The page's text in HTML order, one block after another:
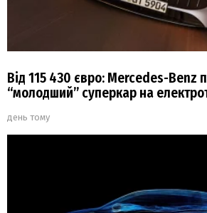
Від 115 430 євро: Mercedes-Benz
“молодший” суперкар на
день тому